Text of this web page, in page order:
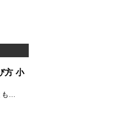
方 小
…